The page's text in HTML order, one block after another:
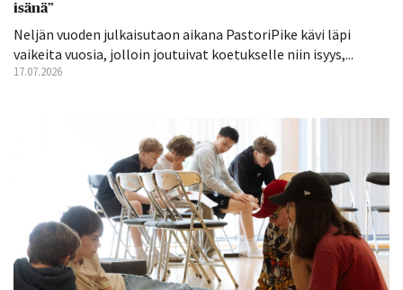
isänä”
Neljän vuoden julkaisutaon aikana PastoriPike kävi läpi
vaikeita vuosia, jolloin joutuivat koetukselle niin isyys,...
17.07.2026